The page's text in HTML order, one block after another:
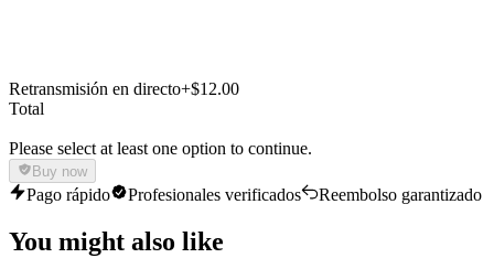
Retransmisión en directo+$12.00
Total
Please select at least one option to continue.
Buy now
Pago rápido Profesionales verificados Reembolso garantizado
You might also like